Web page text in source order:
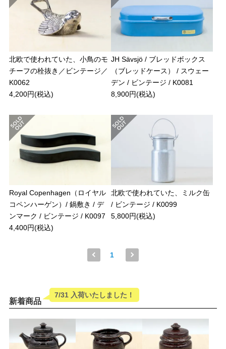
北欧で使われていた、小鳥のモ
チーフの栓抜き／ビンテージ／
K0062
4,200円(税込)
JH Sävsjö / ブレッドボックス
（ブレッドケース） / スウェー
デン / ビンテージ / K0081
8,900円(税込)
Royal Copenhagen（ロイヤル
コペンハーゲン）/ 鍋敷き / デ
ンマーク / ビンテージ / K0097
4,400円(税込)
北欧で使われていた、ミルク缶
/ ビンテージ / K0099
5,800円(税込)
1
新着商品
7/31 入荷いたしました！